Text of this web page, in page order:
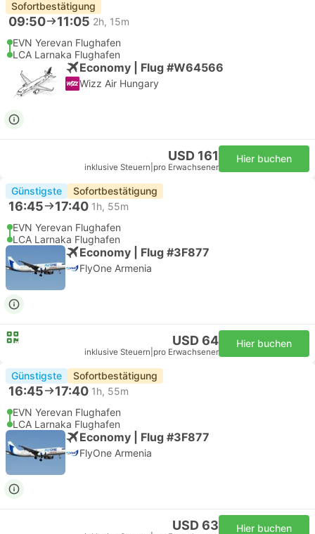
Sofortbestätigung
09:50 11:05 2h, 15m
EVN Yerevan Flughafen
LCA Larnaka Flughafen
Economy | Flug #W64566
Wizz Air Hungary
USD 161
inklusive Steuern pro Erwachsener
Hier buchen
Günstigste Sofortbestätigung
16:45 17:40 1h, 55m
EVN Yerevan Flughafen
LCA Larnaka Flughafen
Economy | Flug #3F877
FlyOne Armenia
USD 64
inklusive Steuern pro Erwachsener
Hier buchen
Günstigste Sofortbestätigung
16:45 17:40 1h, 55m
EVN Yerevan Flughafen
LCA Larnaka Flughafen
Economy | Flug #3F877
FlyOne Armenia
USD 63 Hier buchen